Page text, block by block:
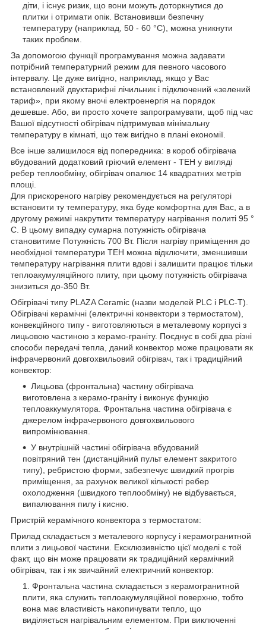
діти, і існує ризик, що вони можуть доторкнутися до
плитки і отримати опік. Встановивши безпечну
температуру (наприклад, 50 - 60 °C), можна уникнути
таких проблем.
За допомогою функції програмування можна задавати
потрібний температурний режим для певного часового
інтервалу. Це дуже вигідно, наприклад, якщо у Вас
встановлений двухтарифні лічильник і підключений «зелений
тариф», при якому вночі електроенергія на порядок
дешевше. Або, ви просто хочете запрограмувати, щоб під час
Вашої відсутності обігрівач підтримував мінімальну
температуру в кімнаті, що теж вигідно в плані економії.
Все інше залишилося від попередника: в короб обігрівача
вбудований додатковий гріючий елемент - ТЕН у вигляді
ребер теплообміну, обігрівач опалює 14 квадратних метрів
площі.
Для прискореного нагріву рекомендується на регуляторі
встановити ту температуру, яка буде комфортна для Вас, а в
другому режимі накрутити температуру нагрівання политі 95 °
C. В цьому випадку сумарна потужність обігрівача
становитиме Потужність 700 Вт. Після нагріву приміщення до
необхідної температури ТЕН можна відключити, зменшивши
температуру нагрівання плити вдові і залишити працює тільки
теплоакумуляційного плиту, при цьому потужність обігрівача
знизиться до-350 Вт.
Обігрівачі типу PLAZA Ceramic (назви моделей PLC і PLC-T).
Обігрівачі керамічні (електричні конвектори з термостатом),
конвекційного типу - виготовляються в металевому корпусі з
лицьовою частиною з керамо-граніту. Поєднує в собі два різні
способи передачі тепла, даний конвектор може працювати як
інфрачервоний довгохвильовий обігрівач, так і традиційний
конвектор:
Лицьова (фронтальна) частину обігрівача
виготовлена з керамо-граніту і виконує функцію
теплоаккумулятора. Фронтальна частина обігрівача є
джерелом інфрачервоного довгохвильового
випромінювання.
У внутрішній частині обігрівача вбудований
повітряний тен (дистанційний пульт елемент закритого
типу), ребристою форми, забезпечує швидкий прогрів
приміщення, за рахунок великої кількості ребер
охолодження (швидкого теплообміну) не відбувається,
випалювання пилу і кисню.
Пристрій керамічного конвектора з термостатом:
Прилад складається з металевого корпусу і керамогранитной
плити з лицьової частини. Ексклюзивністю цієї моделі є той
факт, що він може працювати як традиційний керамічний
обігрівач, так і як звичайний електричний конвектор:
Фронтальна частина складається з керамогранитной
плити, яка служить теплоакумуляційної поверхню, тобто
вона має властивість накопичувати тепло, що
виділяється нагрівальним елементом. При виключенні